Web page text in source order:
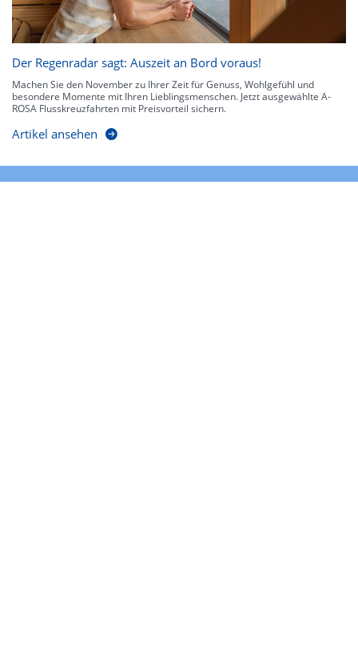
Der Regenradar sagt: Auszeit an Bord voraus!
Machen Sie den November zu Ihrer Zeit für Genuss, Wohlgefühl und
besondere Momente mit Ihren Lieblingsmenschen. Jetzt ausgewählte A-
ROSA Flusskreuzfahrten mit Preisvorteil sichern.
Artikel ansehen